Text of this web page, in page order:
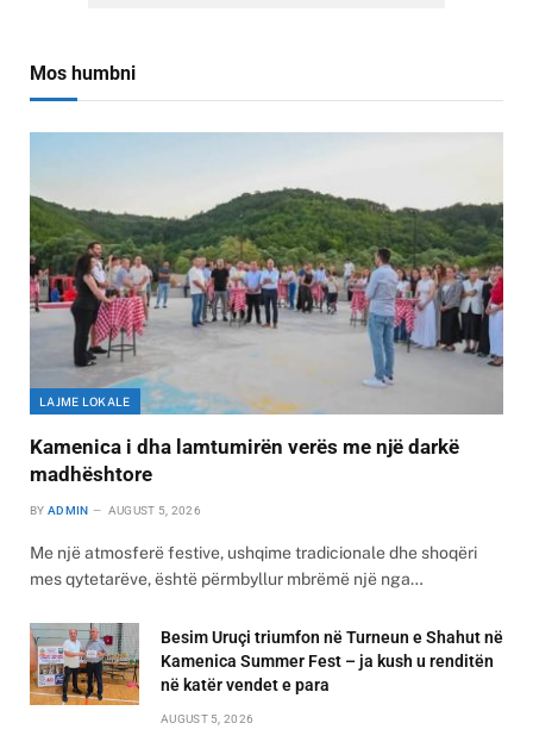
Mos humbni
LAJME LOKALE
Kamenica i dha lamtumirën verës me një darkë
madhështore
BY ADMIN AUGUST 5, 2026
Me një atmosferë festive, ushqime tradicionale dhe shoqëri
mes qytetarëve, është përmbyllur mbrëmë një nga…
Besim Uruçi triumfon në Turneun e Shahut në
Kamenica Summer Fest – ja kush u renditën
në katër vendet e para
AUGUST 5, 2026